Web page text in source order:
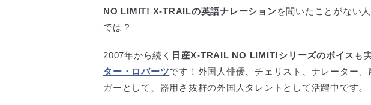
NO LIMIT! X-TRAILの英語ナレーションを聞いたことがない
では？
2007年から続く 日産X-TRAIL NO LIMIT!シリーズのボイス も
ター・ロバーツです！外国人俳優、チェリスト、ナレーター、
ガーとして、器用さ抜群の外国人タレントとして活躍中です。